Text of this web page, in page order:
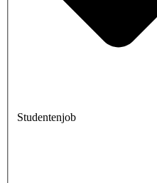
Studentenjob